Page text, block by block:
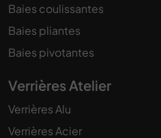
Baies coulissantes
Baies pliantes
Baies pivotantes
Verrières Atelier
Verrières Alu
Verrières Acier